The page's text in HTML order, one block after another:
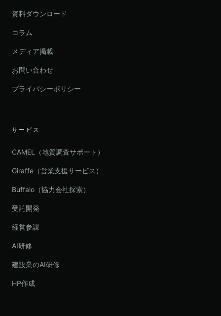
資料ダウンロード
コラム
メディア掲載
お問い合わせ
プライバシーポリシー
サービス
CAMEL（地質調査サポート）
Giraffe（営業支援サービス）
Buffalo（協力会社探索）
受託開発
経営参謀
AI研修
建設業のAI研修
HP作成